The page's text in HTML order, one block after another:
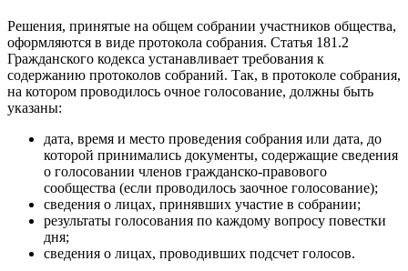
Решения, принятые на общем собрании участников общества,
оформляются в виде протокола собрания. Статья 181.2
Гражданского кодекса устанавливает требования к
содержанию протоколов собраний. Так, в протоколе собрания,
на котором проводилось очное голосование, должны быть
указаны:
дата, время и место проведения собрания или дата, до
которой принимались документы, содержащие сведения
о голосовании членов гражданско-правового
сообщества (если проводилось заочное голосование);
сведения о лицах, принявших участие в собрании;
результаты голосования по каждому вопросу повестки
дня;
сведения о лицах, проводивших подсчет голосов.